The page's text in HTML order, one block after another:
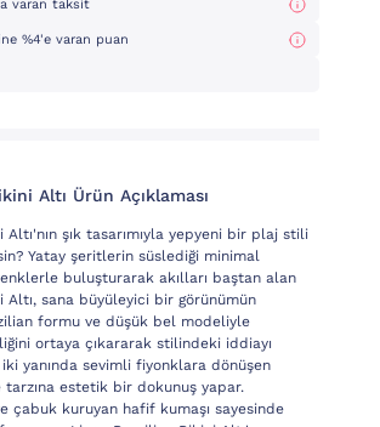
varan taksit
%4'e varan puan
Altı Ürün Açıklaması
şık tasarımıyla yepyeni bir plaj stili
Yatay şeritlerin süslediği minimal
renklerle buluşturarak akılları baştan alan
Altı, sana büyüleyici bir görünümün
formu ve düşük bel modeliyle
ortaya çıkararak stilindeki iddiayı
yanında sevimli fiyonklara dönüşen
tarzına estetik bir dokunuş yapar.
çabuk kuruyan hafif kumaşı sayesinde